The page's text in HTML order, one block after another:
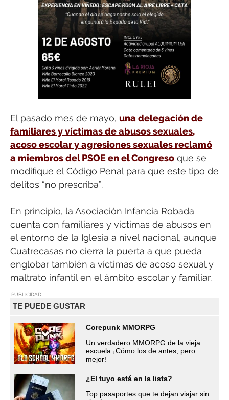
El pasado mes de mayo, una delegación de
familiares y víctimas de abusos sexuales,
acoso escolar y agresiones sexuales reclamó
a miembros del PSOE en el Congreso que se
modifique el Código Penal para que este tipo de
delitos “no prescriba”.
En principio, la Asociación Infancia Robada
cuenta con familiares y víctimas de abusos en
el entorno de la Iglesia a nivel nacional, aunque
Cuatrecasas no cierra la puerta a que pueda
englobar también a víctimas de acoso sexual y
maltrato infantil en el ámbito escolar y familiar.
PUBLICIDAD
TE PUEDE GUSTAR
Corepunk MMORPG
Un verdadero MMORPG de la vieja
escuela ¡Cómo los de antes, pero
mejor!
¿El tuyo está en la lista?
Top pasaportes que te dejan viajar sin